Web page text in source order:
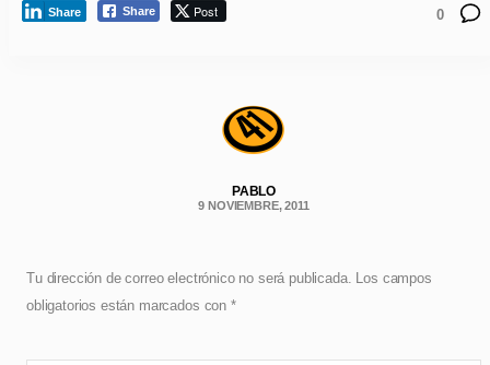
Share Post
Share 0
PABLO
9 NOVIEMBRE, 2011
Tu dirección de correo electrónico no será publicada. Los campos
obligatorios están marcados con *